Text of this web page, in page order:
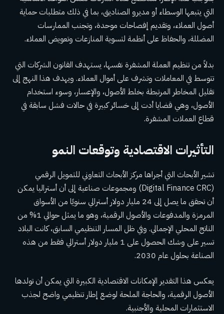
التي يتبعها الوسطاء أو مديرو الصناديق، بما في ذلك متطلبات حماية
أصول العملاء، وتقديم إفصاحات موحدة، وتجنب الممارسات
المضللة، والحفاظ على أنظمة لتسوية المنازعات وتعويض العملاء.
بدلاً من تنظيم العملة المشفرة نفسها، يستهدف القانون الشركات التي
تتوسط في المعاملات وتشرف على أموال العملاء. ويهدف هذا النهج إلى
تقليل المخاطر المرتبطة بخلط الأصول، والإعسار، وسوء استخدام
الأصول، وهي قضايا أدت إلى خسائر كبيرة في حالات فشل سابقة في
قطاع العملات المشفرة.
التأثيرات الاقتصادية وتوقعات النمو
تشير الأبحاث التي أجراها مركز الأبحاث التعاوني للتمويل الرقمي
(Digital Finance CRC) ومجموعات صناعية إلى أن أستراليا يمكن
أن تحقق ما يصل إلى 24 مليار دولار أسترالي سنويًا من الأسواق
المرمزة والمدفوعات والأصول الرقمية، وهو ما يمثل حوالي 1% من
الناتج المحلي الإجمالي. وفي ظل المسار التنظيمي السابق، كانت البلاد
تسير على وشك الحصول على 1 مليار دولار أسترالي فقط من هذه
الصناعة بحلول عام 2030.
يعكس هذا التقدير الإمكانات الاقتصادية الكبيرة التي يمكن أن تولدها
الأصول الرقمية، والحاجة الملحة لوضع إطار تنظيمي واضح لجذب
الاستثمارات المحلية والأجنبية.